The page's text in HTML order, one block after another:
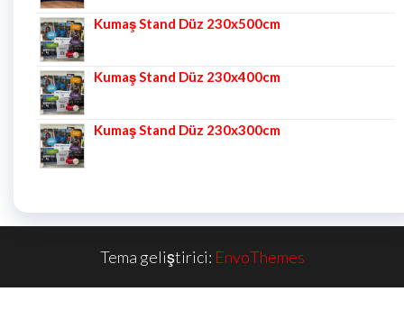
Kumaş Stand Düz 230x500cm
Kumaş Stand Düz 230x400cm
Kumaş Stand Düz 230x300cm
Tema geliştirici: EnvoThemes